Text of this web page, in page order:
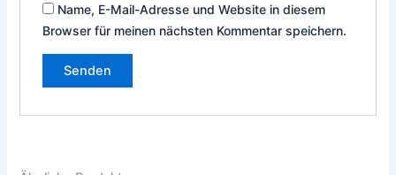
Name, E-Mail-Adresse und Website in diesem
Browser für meinen nächsten Kommentar speichern.